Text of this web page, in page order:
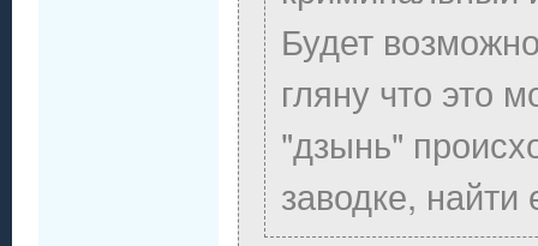
Будет
гляну что это
"дзынь"
заводке, найти